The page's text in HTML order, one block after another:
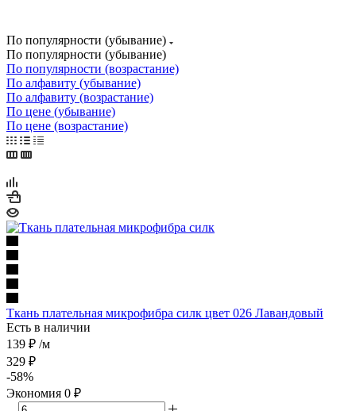
По популярности (убывание)
По популярности (убывание)
По популярности (возрастание)
По алфавиту (убывание)
По алфавиту (возрастание)
По цене (убывание)
По цене (возрастание)
Ткань плательная микрофибра силк цвет 026 Лавандовый
Есть в наличии
139 ₽ /м
329 ₽
-58%
Экономия 0 ₽